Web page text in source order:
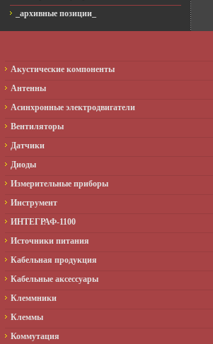
_архивные позиции_
Акустические компоненты
Антенны
Асинхронные электродвигатели
Вентиляторы
Датчики
Диоды
Измерительные приборы
Инструмент
ИНТЕГРАФ-1100
Источники питания
Кабельная продукция
Кабельные аксессуары
Клеммники
Клеммы
Коммутация